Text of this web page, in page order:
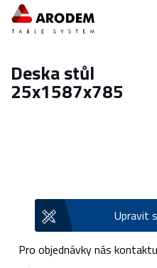
Deska stůl
25x1587x785
Upravit
Pro objednávky nás